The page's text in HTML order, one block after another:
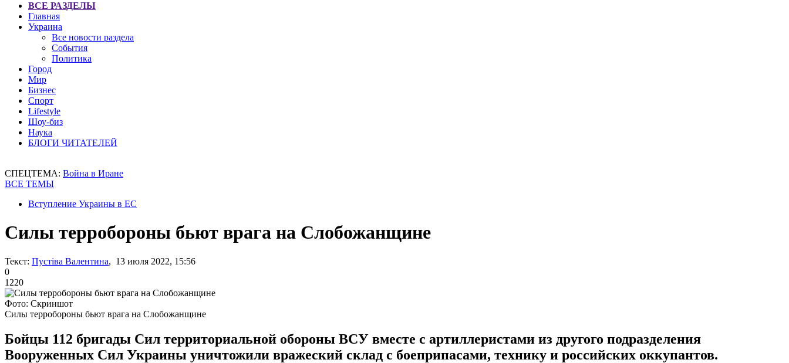
ВСЕ РАЗДЕЛЫ
Главная
Украина
Все новости раздела
События
Политика
Город
Мир
Бизнес
Спорт
Lifestyle
Шоу-биз
Наука
БЛОГИ ЧИТАТЕЛЕЙ
СПЕЦТЕМА: Война в Иране
ВСЕ ТЕМЫ
Вступление Украины в ЕС
Силы терробороны бьют врага на Слобожанщине
Текст: Пустіва Валентина, 13 июля 2022, 15:56
0
1220
Фото: Скриншот
Силы терробороны бьют врага на Слобожанщине
Бойцы 112 бригады Сил территориальной обороны ВСУ вместе с артиллеристами из другого подразделения
Вооруженных Сил Украины уничтожили вражеский склад с боеприпасами, технику и российских оккупантов.